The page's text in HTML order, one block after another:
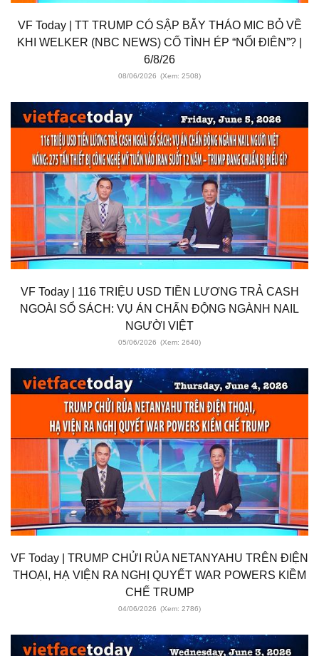
VF Today | TT TRUMP CÓ SẬP BẪY THÁO MIC BỎ VỀ
KHI WELKER (NBC NEWS) CỐ TÌNH ÉP “NỔI ĐIÊN”? |
6/8/26
08/06/2026 (Xem: 2508)
VF Today | 116 TRIỆU USD TIỀN LƯƠNG TRẢ CASH
NGOÀI SỔ SÁCH: VỤ ÁN CHẤN ĐỘNG NGÀNH NAIL
NGƯỜI VIỆT
05/06/2026 (Xem: 2640)
VF Today | TRUMP CHỬI RỦA NETANYAHU TRÊN ĐIỆN
THOẠI, HẠ VIỆN RA NGHỊ QUYẾT WAR POWERS KIỀM
CHẾ TRUMP
04/06/2026 (Xem: 2786)